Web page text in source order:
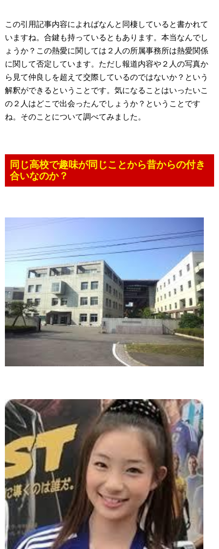
この引用記事内容によればなんと同棲していると書かれて
いますね。合鍵も持っているともあります。本当なんでし
ょうか？この熱愛に関しては２人の所属事務所は熱愛関係
に関して否定しています。ただし報道内容や２人の写真か
ら見て仲良しを超えて交際しているのではないか？という
解釈ができるということです。気になることはいったいこ
の２人はどこで出会ったんでしょうか？ということです
ね。そのことについて調べてみました。
同じ高校で趣味が同じことから昔からの付き
合いなのか？